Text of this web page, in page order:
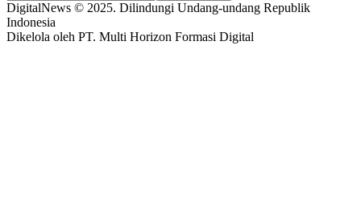
DigitalNews © 2025. Dilindungi Undang-undang Republik
Indonesia
Dikelola oleh PT. Multi Horizon Formasi Digital